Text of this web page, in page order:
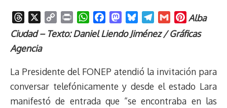
h
e
d
s
o
i
n
k
r
W
h
A
p
p
a
o
o
k
M
a
d
o
n
l
k
y
e
a
m
m
P
i
e
r
e
Alba
Ciudad – Texto: Daniel Liendo Jiménez / Gráficas
Agencia
La Presidente del FONEP atendió la invitación para
conversar telefónicamente y desde el estado Lara
manifestó de entrada que “se encontraba en las